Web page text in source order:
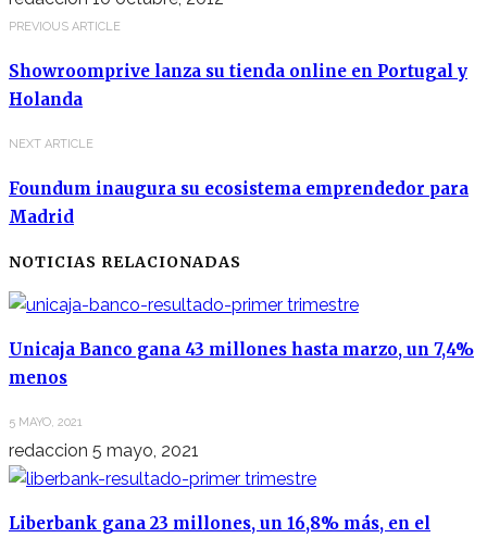
PREVIOUS ARTICLE
Showroomprive lanza su tienda online en Portugal y
Holanda
NEXT ARTICLE
Foundum inaugura su ecosistema emprendedor para
Madrid
NOTICIAS RELACIONADAS
Unicaja Banco gana 43 millones hasta marzo, un 7,4%
menos
5 MAYO, 2021
redaccion 5 mayo, 2021
Liberbank gana 23 millones, un 16,8% más, en el